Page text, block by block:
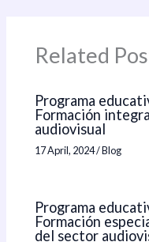
Related
Programa
Formación
audiovisual
17 April, 2024/Blog
Programa
Formación
del sector